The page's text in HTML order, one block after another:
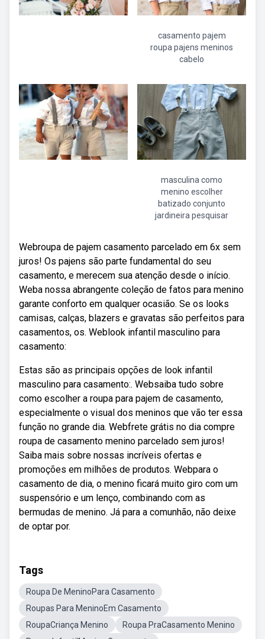
casamento pajem
roupa pajens meninos
cabelo
masculina como
menino escolher
batizado conjunto
jardineira pesquisar
Webroupa de pajem casamento parcelado em 6x sem
juros! Os pajens são parte fundamental do seu
casamento, e merecem sua atenção desde o início.
Weba nossa abrangente coleção de fatos para menino
garante conforto em qualquer ocasião. Se os looks
camisas, calças, blazers e gravatas são perfeitos para
casamentos, os. Weblook infantil masculino para
casamento:
Estas são as principais opções de look infantil
masculino para casamento:. Websaiba tudo sobre
como escolher a roupa para pajem de casamento,
especialmente o visual dos meninos que vão ter essa
função no grande dia. Webfrete grátis no dia compre
roupa de casamento menino parcelado sem juros!
Saiba mais sobre nossas incríveis ofertas e
promoções em milhões de produtos. Webpara o
casamento de dia, o menino ficará muito giro com um
suspensório e um lenço, combinando com as
bermudas de menino. Já para a comunhão, não deixe
de optar por.
Tags
Roupa De MeninoPara Casamento
Roupas Para MeninoEm Casamento
RoupaCriança Menino
Roupa PraCasamento Menino